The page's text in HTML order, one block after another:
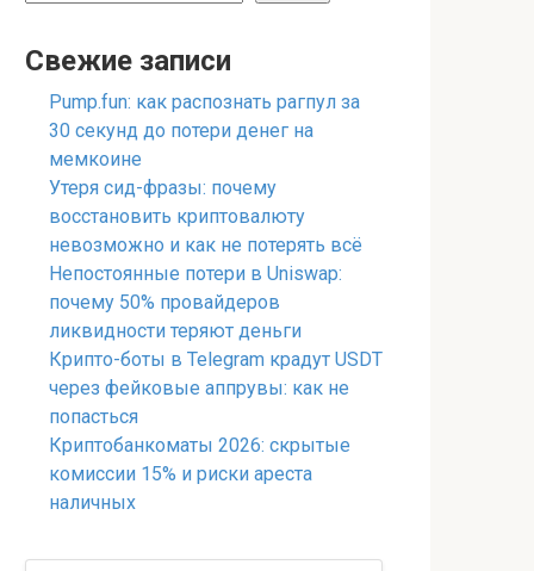
Свежие записи
Pump.fun: как распознать рагпул за
30 секунд до потери денег на
мемкоине
Утеря сид-фразы: почему
восстановить криптовалюту
невозможно и как не потерять всё
Непостоянные потери в Uniswap:
почему 50% провайдеров
ликвидности теряют деньги
Крипто-боты в Telegram крадут USDT
через фейковые аппрувы: как не
попасться
Криптобанкоматы 2026: скрытые
комиссии 15% и риски ареста
наличных